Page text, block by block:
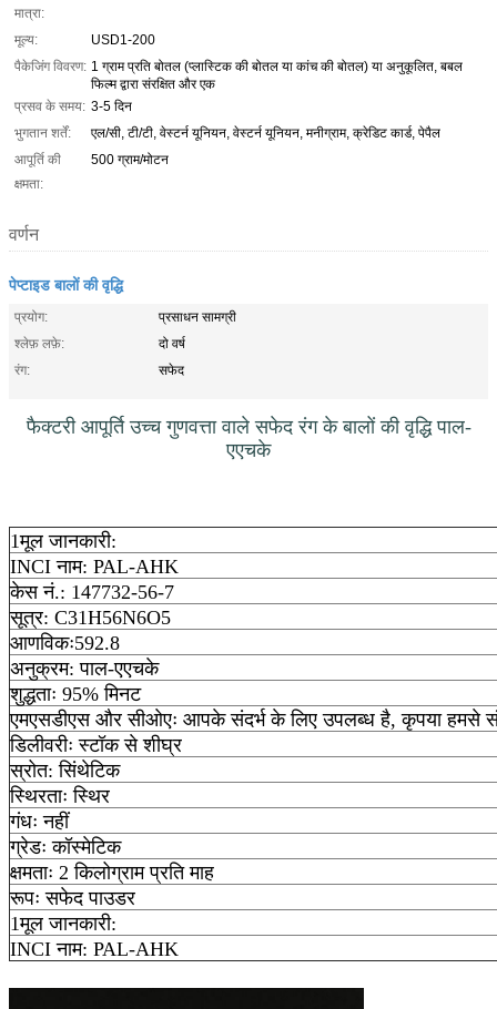
मात्रा:
मूल्य:
USD1-200
पैकेजिंग विवरण: 1 ग्राम प्रति बोतल (प्लास्टिक की बोतल या कांच की बोतल) या अनुकूलित, बबल
फिल्म द्वारा संरक्षित और एक
प्रसव के समय: 3-5 दिन
भुगतान शर्तें:
एल/सी, टी/टी, वेस्टर्न यूनियन, वेस्टर्न यूनियन, मनीग्राम, क्रेडिट कार्ड, पेपैल
आपूर्ति की
क्षमता:
500 ग्राम/मोटन
वर्णन
पेप्टाइड बालों की वृद्धि
प्रयोग:
प्रसाधन सामग्री
श्लेफ़ लफ़े:
दो वर्ष
रंग:
सफेद
फैक्टरी आपूर्ति उच्च गुणवत्ता वाले सफेद रंग के बालों की वृद्धि पाल-
एएचके
1मूल जानकारी:
INCI नाम: PAL-AHK
केस नं.: 147732-56-7
सूत्र: C31H56N6O5
आणविकः592.8
अनुक्रम: पाल-एएचके
शुद्धताः 95% मिनट
एमएसडीएस और सीओएः आपके संदर्भ के लिए उपलब्ध है, कृपया हमसे
डिलीवरीः स्टॉक से शीघ्र
स्रोत: सिंथेटिक
स्थिरताः स्थिर
गंधः नहीं
ग्रेडः कॉस्मेटिक
क्षमताः 2 किलोग्राम प्रति माह
रूपः सफेद पाउडर
1मूल जानकारी:
INCI नाम: PAL-AHK